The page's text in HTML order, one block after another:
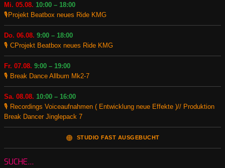
Mi. 05.08. 10:00 – 18:00
🎙️Projekt Beatbox neues Ride KMG
Do. 06.08. 9:00 – 18:00
🎙️ CProjekt Beatbox neues Ride KMG
Fr. 07.08. 9:00 – 19:00
🎙️ Break Dance Allbum Mk2-7
Sa. 08.08. 10:00 – 16:00
🎙️ Recordings Voiceaufnahmen ( Entwicklung neue Effekte )// Produktion
Break Dancer Jinglepack 7
🟠 STUDIO FAST AUSGEBUCHT
SUCHE…